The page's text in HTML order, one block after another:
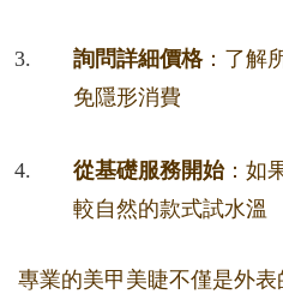
詢問詳細價格：了解
免隱形消費
從基礎服務開始：如
較自然的款式試水溫
專業的美甲美睫不僅是外